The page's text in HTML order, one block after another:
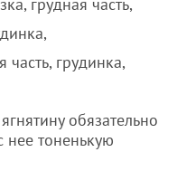
грудинка,
обязательно
нее тоненькую